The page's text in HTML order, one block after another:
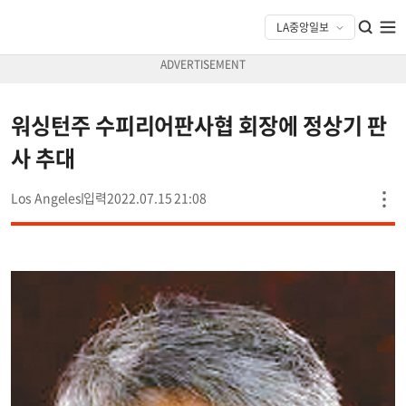
워싱턴주 수피리어판사협 회장에 정상기 판
사 추대
Los Angeles 2022.07.15 21:08